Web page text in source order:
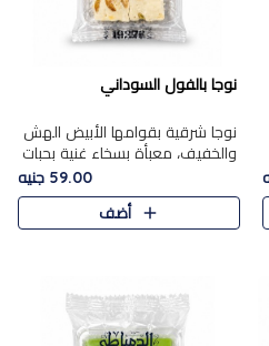
نوجا بالفول السوداني
نوجا شرقية بقوامها الأبيض الهش
والخفيف، معبأة بسخاء غنية بحبات
الفول السوداني المحمص التي
يقدم تضيف قرمشة مميزة مرضية
وتوازنًا رائعًا مع حلا..
59.00 جنيه
أضف